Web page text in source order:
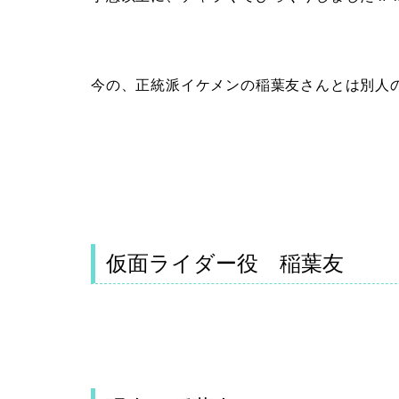
今の、正統派イケメンの稲葉友さんとは別人
仮面ライダー役 稲葉友